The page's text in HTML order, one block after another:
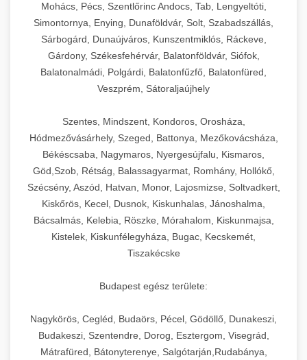
Mohács, Pécs, Szentlőrinc Andocs, Tab, Lengyeltóti,
Simontornya, Enying, Dunaföldvár, Solt, Szabadszállás,
Sárbogárd, Dunaújváros, Kunszentmiklós, Ráckeve,
Gárdony, Székesfehérvár, Balatonföldvár, Siófok,
Balatonalmádi, Polgárdi, Balatonfűzfő, Balatonfüred,
Veszprém, Sátoraljaújhely
Szentes, Mindszent, Kondoros, Orosháza,
Hódmezővásárhely, Szeged, Battonya, Mezőkovácsháza,
Békéscsaba, Nagymaros, Nyergesújfalu, Kismaros,
Göd,Szob, Rétság, Balassagyarmat, Romhány, Hollókő,
Szécsény, Aszód, Hatvan, Monor, Lajosmizse, Soltvadkert,
Kiskőrös, Kecel, Dusnok, Kiskunhalas, Jánoshalma,
Bácsalmás, Kelebia, Röszke, Mórahalom, Kiskunmajsa,
Kistelek, Kiskunfélegyháza, Bugac, Kecskemét,
Tiszakécske
Budapest egész területe:
Nagykörös, Cegléd, Budaörs, Pécel, Gödöllő, Dunakeszi,
Budakeszi, Szentendre, Dorog, Esztergom, Visegrád,
Mátrafüred, Bátonyterenye, Salgótarján,Rudabánya,